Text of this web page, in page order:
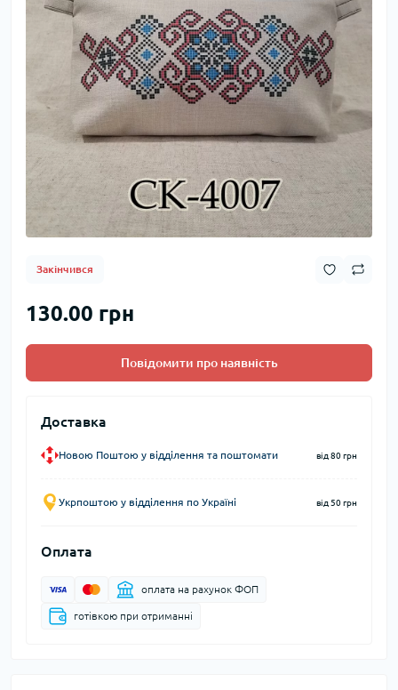
Закінчився
130.00 грн
Повідомити про наявність
Доставка
Новою Поштою у відділення та поштомати від 80 грн
Укрпоштою у відділення по Україні від 50 грн
Оплата
оплата на рахунок ФОП
готівкою при отриманні